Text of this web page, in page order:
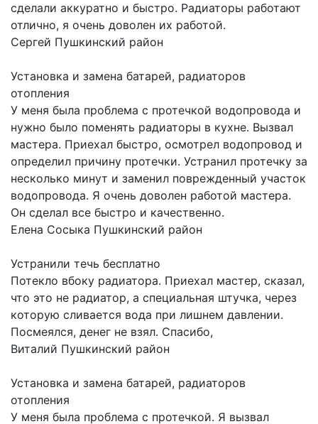
сделали аккуратно и быстро. Радиаторы работают
отлично, я очень доволен их работой.
Сергей Пушкинский район
Установка и замена батарей, радиаторов
отопления
У меня была проблема с протечкой водопровода и
нужно было поменять радиаторы в кухне. Вызвал
мастера. Приехал быстро, осмотрел водопровод и
определил причину протечки. Устранил протечку за
несколько минут и заменил поврежденный участок
водопровода. Я очень доволен работой мастера.
Он сделал все быстро и качественно.
Елена Сосыка Пушкинский район
Устранили течь бесплатно
Потекло вбоку радиатора. Приехал мастер, сказал,
что это не радиатор, а специальная штучка, через
которую сливается вода при лишнем давлении.
Посмеялся, денег не взял. Спасибо,
Виталий Пушкинский район
Установка и замена батарей, радиаторов
отопления
У меня была проблема с протечкой. Я вызвал